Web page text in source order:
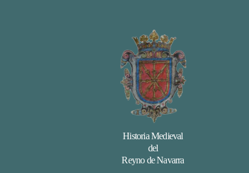
Historia Medieval
del
Reyno de Navarra